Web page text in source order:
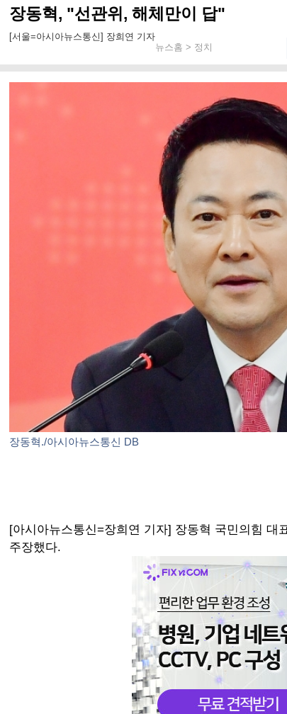
장동혁, "선관위, 해체만이 답"
[서울=아시아뉴스통신] 장희연 기자
뉴스홈 > 정치
장동혁./아시아뉴스통신 DB
[아시아뉴스통신=장희연 기자] 장동혁 국민의힘 대
주장했다.